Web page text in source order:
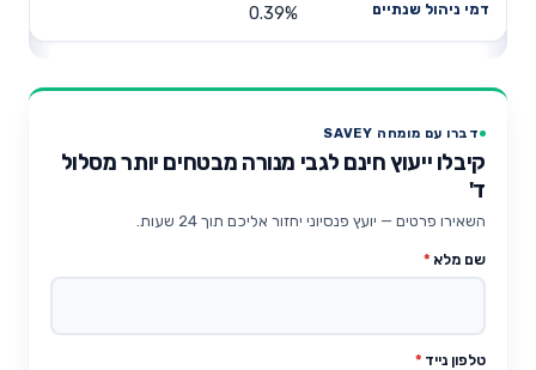
0.39%
דברו עם מומחה SAVEY
קיבלו ייעוץ חינם לגבי מנורה מבטחים יותר מסלול
ד'
השאירו פרטים — יועץ פנסיוני יחזור אליכם תוך 24 שעות.
שם מלא *
טלפון נייד *